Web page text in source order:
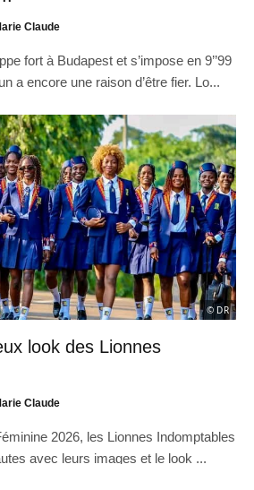
Claude
fort à Budapest et s’impose en 9’’99
a encore une raison d’être fier. Lo...
© DR
look des Lionnes
Claude
2026, les Lionnes Indomptables
avec leurs images et le look ...